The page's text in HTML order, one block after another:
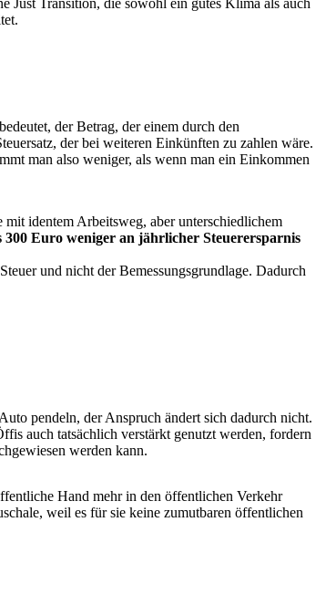
der Betrag, der einem durch den
der bei weiteren Einkünften zu zahlen wäre.
man also weniger, als wenn man ein Einkommen
identem Arbeitsweg, aber unterschiedlichem
300 Euro weniger an jährlicher Steuerersparnis
und nicht der Bemessungsgrundlage. Dadurch
pendeln, der Anspruch ändert sich dadurch nicht.
auch tatsächlich verstärkt genutzt werden, fordern
werden kann.
Hand mehr in den öffentlichen Verkehr
weil es für sie keine zumutbaren öffentlichen